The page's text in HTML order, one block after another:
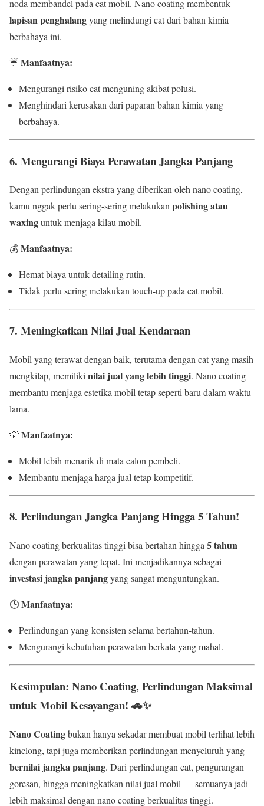
noda membandel pada cat mobil. Nano coating membentuk
lapisan penghalangyang melindungi cat dari bahan kimia
berbahaya ini.
☔Manfaatnya:
Mengurangi risiko cat menguning akibat polusi.
Menghindari kerusakan dari paparan bahan kimia yang
berbahaya.
6. Mengurangi Biaya Perawatan Jangka Panjang
Dengan perlindungan ekstra yang diberikan oleh nano coating,
kamu nggak perlu sering-sering melakukanpolishing atau
waxinguntuk menjaga kilau mobil.
💰Manfaatnya:
Hemat biaya untuk detailing rutin.
Tidak perlu sering melakukan touch-up pada cat mobil.
7. Meningkatkan Nilai Jual Kendaraan
Mobil yang terawat dengan baik, terutama dengan cat yang masih
mengkilap, memiliki nilai jual yang lebih tinggi. Nano coating
membantu menjaga estetika mobil tetap seperti baru dalam waktu
lama.
💡Manfaatnya:
Mobil lebih menarik di mata calon pembeli.
Membantu menjaga harga jual tetap kompetitif.
8. Perlindungan Jangka Panjang Hingga 5 Tahun!
Nano coating berkualitas tinggi bisa bertahan hingga 5 tahun
dengan perawatan yang tepat. Ini menjadikannya sebagai
investasi jangka panjangyang sangat menguntungkan.
🕒Manfaatnya:
Perlindungan yang konsisten selama bertahun-tahun.
Mengurangi kebutuhan perawatan berkala yang mahal.
Kesimpulan: Nano Coating, Perlindungan Maksimal
untuk Mobil Kesayangan! 🚗✨
Nano Coatingbukan hanya sekadar membuat mobil terlihat lebih
kinclong, tapi juga memberikan perlindungan menyeluruh yang
bernilai jangka panjang. Dari perlindungan cat, pengurangan
goresan, hingga meningkatkan nilai jual mobil — semuanya jadi
lebih maksimal dengan nano coating berkualitas tinggi.